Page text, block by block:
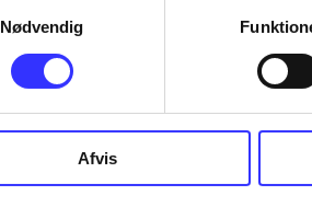
Nødvendig
Afvis
...
...